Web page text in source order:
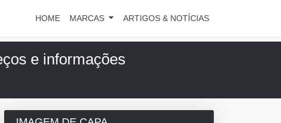
HOME MARCAS ARTIGOS & NOTÍCIAS
e informações